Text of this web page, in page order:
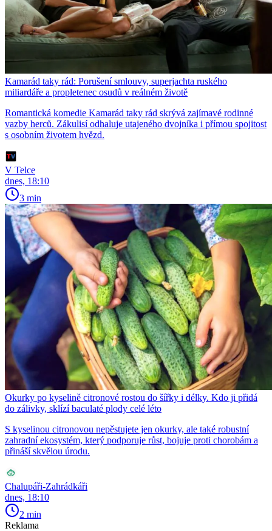
Kamarád taky rád: Porušení smlouvy, superjachta ruského
miliardáře a propletenec osudů v reálném životě
Romantická komedie Kamarád taky rád skrývá zajímavé rodinné
vazby herců. Zákulisí odhaluje utajeného dvojníka i přímou spojitost
s osobním životem hvězd.
V Telce
dnes, 18:10
3 min
Okurky po kyselině citronové rostou do šířky i délky. Kdo ji přidá
do zálivky, sklízí baculaté plody celé léto
S kyselinou citronovou nepěstujete jen okurky, ale také robustní
zahradní ekosystém, který podporuje růst, bojuje proti chorobám a
přináší skvělou úrodu.
Chalupáři-Zahrádkáři
dnes, 18:10
2 min
Reklama